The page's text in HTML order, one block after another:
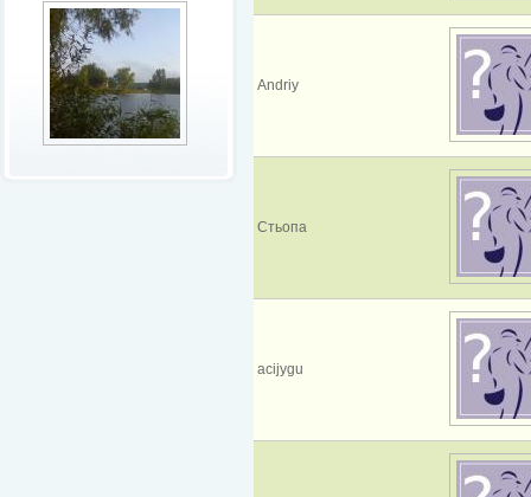
Andriy
Стьопа
acijygu